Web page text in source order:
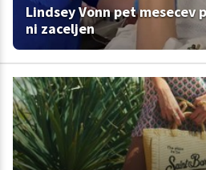
Lindsey Vonn pet mesecev
ni zaceljen